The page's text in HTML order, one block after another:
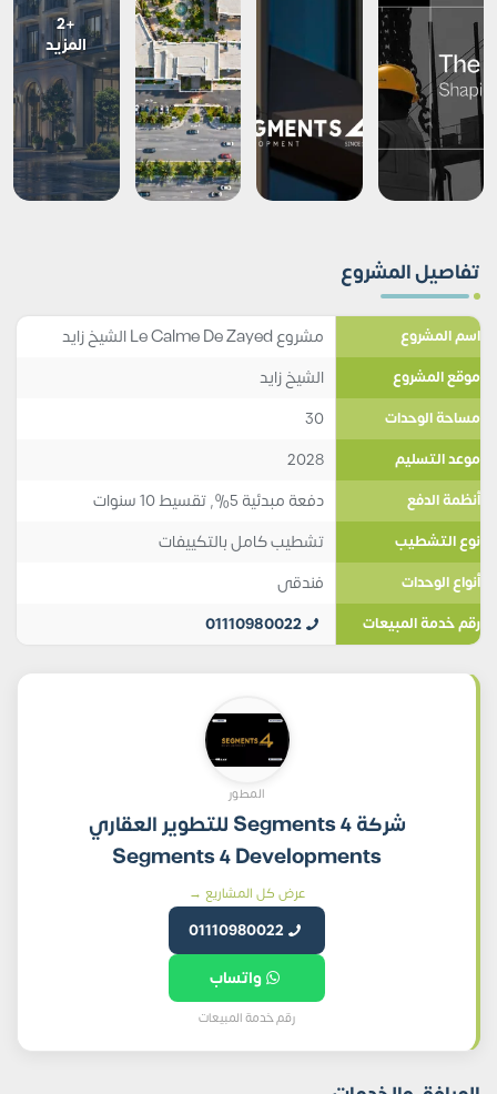
+2
المزيد
تفاصيل المشروع
اسم المشروع مشروع Le Calme De Zayed الشيخ زايد
موقع المشروع الشيخ زايد
مساحة الوحدات 30
موعد التسليم 2028
أنظمة الدفع دفعة مبدئية 5%, تقسيط 10 سنوات
نوع التشطيب تشطيب كامل بالتكييفات
أنواع الوحدات فندقى
رقم خدمة المبيعات 01110980022
المطور
شركة Segments 4 للتطوير العقاري
Segments 4 Developments
عرض كل المشاريع →
01110980022
واتساب
رقم خدمة المبيعات